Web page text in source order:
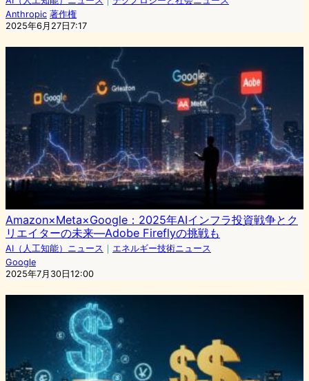
Anthropic 著作権
2025年6月27日7:17
Amazon×Meta×Google：2025年AIインフラ投資戦争とク
リエイターの未来—Adobe Fireflyの挑戦も
AI（人工知能）ニュース ｜ エネルギー技術ニュース
Google
2025年7月30日12:00